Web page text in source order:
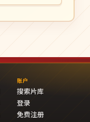
账户
搜索片库
登录
免费注册